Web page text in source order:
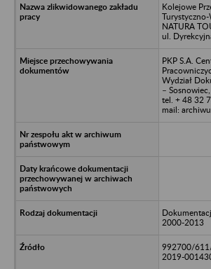
Kolejowe
NATURA
ul.
PKP S.A.
Wydział
–
tel. + 48 32
mail:
2000-2013
992700/
2019-